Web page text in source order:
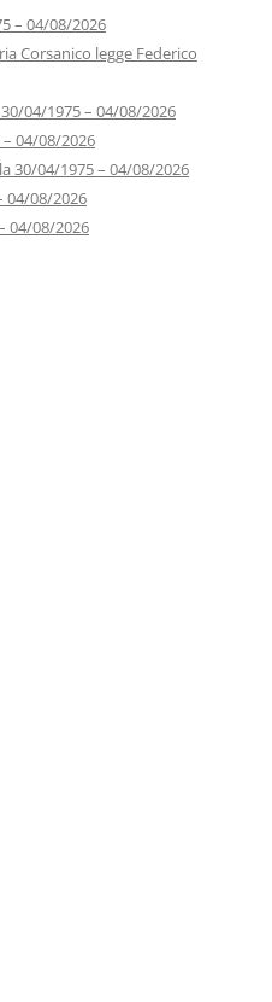
– 04/08/2026
Corsanico legge Federico
04/1975 – 04/08/2026
04/08/2026
30/04/1975 – 04/08/2026
04/08/2026
04/08/2026